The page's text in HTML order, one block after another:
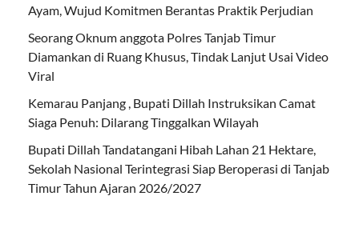
Ayam, Wujud Komitmen Berantas Praktik Perjudian
Seorang Oknum anggota Polres Tanjab Timur
Diamankan di Ruang Khusus, Tindak Lanjut Usai Video
Viral
Kemarau Panjang , Bupati Dillah Instruksikan Camat
Siaga Penuh: Dilarang Tinggalkan Wilayah
Bupati Dillah Tandatangani Hibah Lahan 21 Hektare,
Sekolah Nasional Terintegrasi Siap Beroperasi di Tanjab
Timur Tahun Ajaran 2026/2027